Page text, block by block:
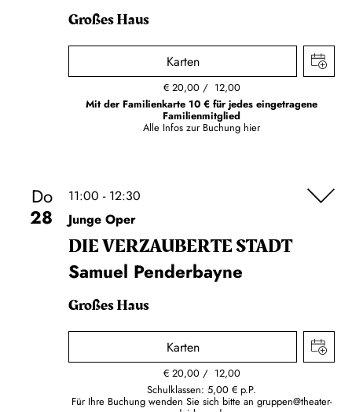
Großes Haus
Karten
€ 20,00
12,00
Mit der Familienkarte 10 € für jedes eingetragene
Familienmitglied
Alle Infos zur Buchung hier
Do
28
11:00 - 12:30
Junge Oper
DIE VERZAUBERTE STADT
Samuel Penderbayne
Großes Haus
Karten
€ 20,00
12,00
Schulklassen: 5,00 € p.P.
Für Ihre Buchung wenden Sie sich bitte an gruppen@theater-